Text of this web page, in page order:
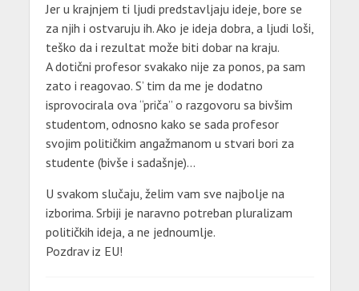
Jer u krajnjem ti ljudi predstavljaju ideje, bore se
za njih i ostvaruju ih. Ako je ideja dobra, a ljudi loši,
teško da i rezultat može biti dobar na kraju.
A dotični profesor svakako nije za ponos, pa sam
zato i reagovao. S’ tim da me je dodatno
isprovocirala ova “priča” o razgovoru sa bivšim
studentom, odnosno kako se sada profesor
svojim političkim angažmanom u stvari bori za
studente (bivše i sadašnje)…
U svakom slučaju, želim vam sve najbolje na
izborima. Srbiji je naravno potreban pluralizam
političkih ideja, a ne jednoumlje.
Pozdrav iz EU!